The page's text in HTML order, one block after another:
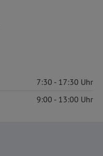
7:30 17:30
9:00 13:00